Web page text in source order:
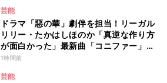
芸能
ドラマ「惡の華」劇伴を担当！リーガル
リリー・たかはしほのか「真逆な作り方
が面白かった」最新曲「コニファー」制
作秘話も
1時間前
芸能